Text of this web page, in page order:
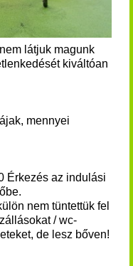
látjuk magunk
kiváltóan
mennyei
Érkezés az indulási
nem tüntettük fel
/ wc-
de lesz bőven!